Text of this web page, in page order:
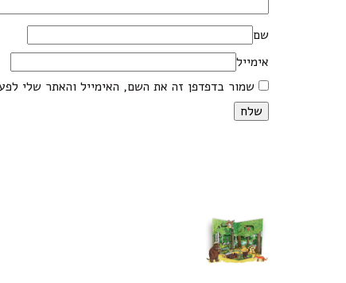
שם
אימייל
שמור בדפדפן זה את השם, האימייל והאתר שלי